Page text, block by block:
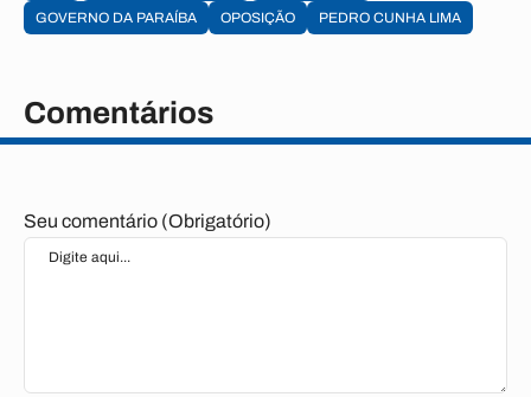
GOVERNO DA PARAÍBA
OPOSIÇÃO PEDRO CUNHA LIMA
Comentários
Seu comentário (Obrigatório)